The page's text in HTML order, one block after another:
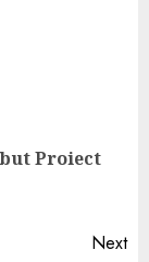
Proiect
Next